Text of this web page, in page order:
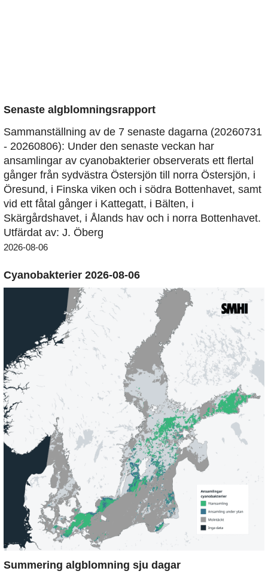
Senaste algblomningsrapport
Sammanställning av de 7 senaste dagarna (20260731
- 20260806): Under den senaste veckan har
ansamlingar av cyanobakterier observerats ett flertal
gånger från sydvästra Östersjön till norra Östersjön, i
Öresund, i Finska viken och i södra Bottenhavet, samt
vid ett fåtal gånger i Kattegatt, i Bälten, i
Skärgårdshavet, i Ålands hav och i norra Bottenhavet.
Utfärdat av: J. Öberg
2026-08-06
Cyanobakterier 2026-08-06
Summering algblomning sju dagar